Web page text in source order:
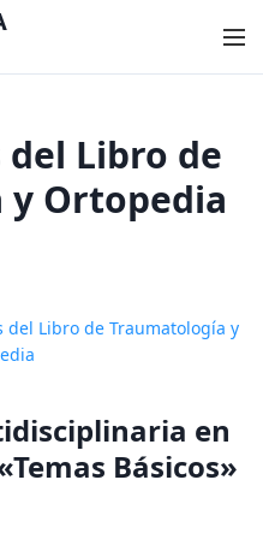
M
Libro de
Ortopedia
del Libro de Traumatología y
en
Básicos»